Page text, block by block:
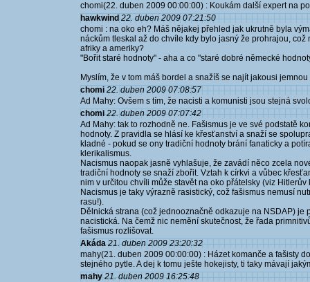
chomi(22. duben 2009 00:00:00) : Koukám další expert na
hawkwind 22. duben 2009 07:21:50
chomi : na oko eh? Máš nějakej přehled jak ukrutně byla
náckům tleskal až do chvíle kdy bylo jasný že prohrajou,
afriky a ameriky?
"Bořit staré hodnoty" - aha a co "staré dobré německé
Myslím, že v tom máš bordel a snažíš se najít jakousi
chomi 22. duben 2009 07:08:57
Ad Mahy: Ovšem s tím, že nacisti a komunisti jsou stejná
chomi 22. duben 2009 07:07:42
Ad Mahy: tak to rozhodně ne. Fašismus je ve své podstatě
hodnoty. Z pravidla se hlásí ke křesťanství a snaží se
kladné - pokud se ony tradiční hodnoty brání fanaticky a
klerikalismus.
Nacismus naopak jasně vyhlašuje, že zavádí něco zcela
tradiční hodnoty se snaží zbořit. Vztah k církvi a vůbec
nim v určitou chvíli může stavět na oko přátelsky (viz Hitlerův
Nacismus je taky výrazně rasistický, což fašismus nemusí
rasu!).
Dělnická strana (což jednooznačně odkazuje na NSDAP)
nacistická. Na čemž nic nemění skutečnost, že řada
fašismus rozlišovat.
Akáda 21. duben 2009 23:20:32
mahy(21. duben 2009 00:00:00) : Házet komanče a fašisty
stejného pytle. A dej k tomu ješte hokejisty, ti taky mávají
mahy 21. duben 2009 16:25:48